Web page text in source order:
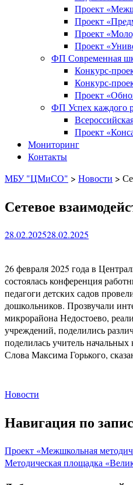
Проект
Проект
Проект
Проект
ФП Современная
Конкурс-
Конкурс-
Проект
ФП Успех каждого
Проект
Мониторинг
Контакты
МБУ "ЦМиСО" > Новости >
Сетевое
28.02.202528.02.2025
26 февраля 2025 года в
состоялась конференция
педагоги детских садов
дошкольников. Прозвучали
микрорайона Недостоево,
учреждений, поделились
поделилась учитель
Слова Максима Горького,
Новости
Навигация по
Проект «Межшкольная
Методическая площадка